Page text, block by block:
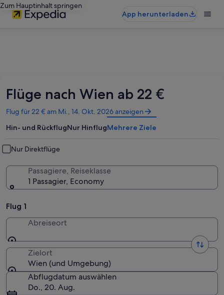
Zum Hauptinhalt springen
App herunterladen
Flüge nach Wien ab 22 €
Flug für 22 € am Mi., 14. Okt. 2026 anzeigen
Wird
einem
Fenster
geöffnet
Hin- und RückflugNur HinflugMehrere Ziele
Nur Direktflüge
Passagiere, Reiseklasse
1 Passagier, Economy
Flug 1
Abreiseort
Zielort
Wien (und Umgebung)
Abflugdatum auswählen
Do., 20. Aug.